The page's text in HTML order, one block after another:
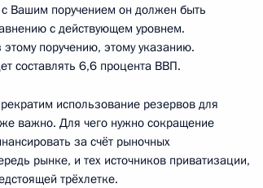
международных спортивных
область
физической культуры и спорта
область
с Вашим поручением он должен быть
с действующем уровнем.
поручению, этому указанию.
составлять 6,6 процента ВВП.
использование резервов для
важно. Для чего нужно сокращение
за счёт рыночных
рынке, и тех источников приватизации,
трёхлетке.